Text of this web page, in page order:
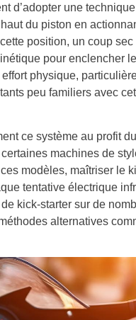
d’adopter une
du piston en
position, un coup
pour enclencher
physique,
peu familiers avec
ce système au profit
machines de
modèles, maîtriser le
tentative électrique
kick-starter sur de
alternatives